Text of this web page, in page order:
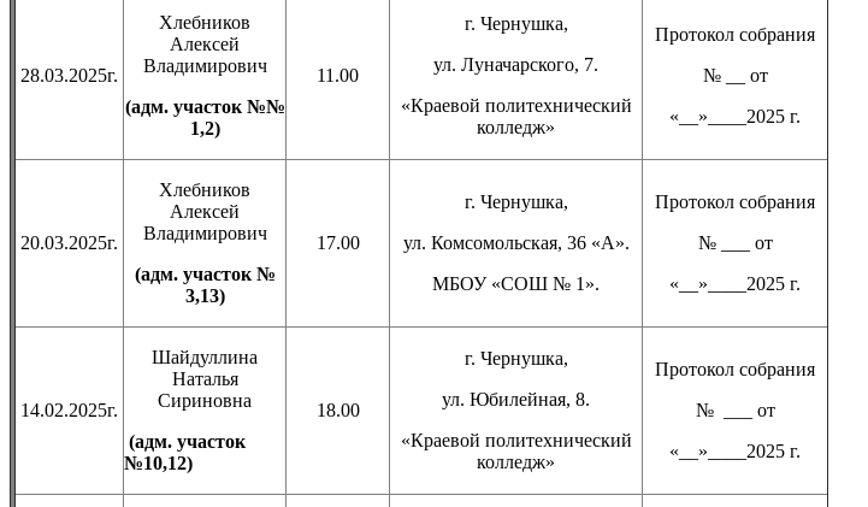
28.03.2025г.
Хлебников
Алексей
Владимирович
(адм. участок №№
1,2)
11.00
г. Чернушка,
ул. Луначарского, 7.
«Краевой политехнический
колледж»
Протокол собрания
№ __ от
«__»____2025 г.
20.03.2025г.
Хлебников
Алексей
Владимирович
(адм. участок №
3,13)
17.00
г. Чернушка,
ул. Комсомольская, 36 «А».
МБОУ «СОШ № 1».
Протокол собрания
№ ___ от
«__»____2025 г.
14.02.2025г.
Шайдуллина
Наталья
Сириновна
(адм. участок
№10,12)
18.00
г. Чернушка,
ул. Юбилейная, 8.
«Краевой политехнический
колледж»
Протокол собрания
№ ___ от
«__»____2025 г.